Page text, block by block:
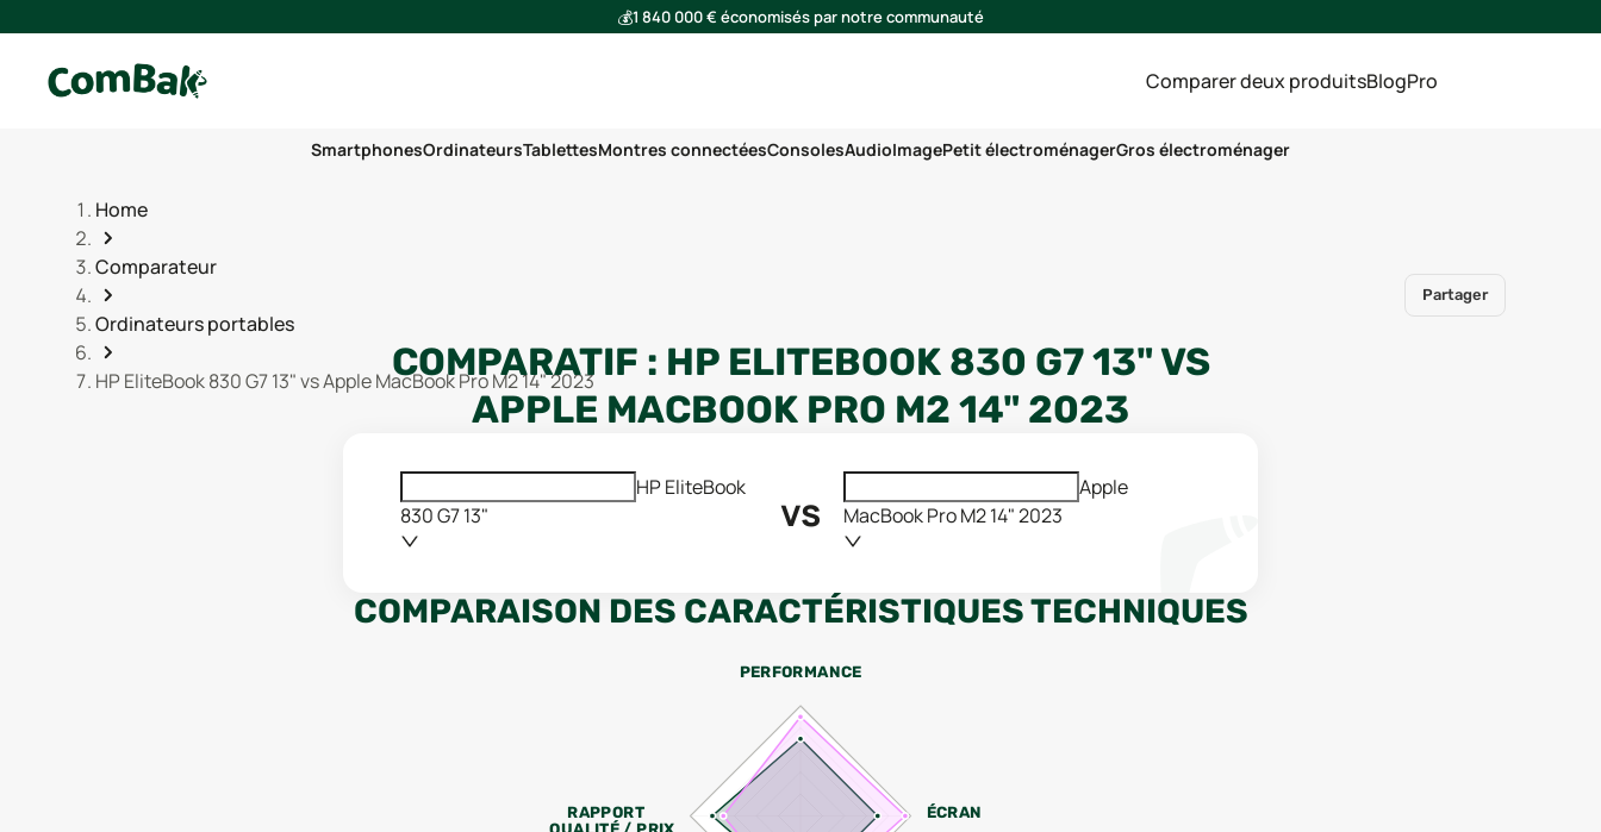
💰1 840 000 € économisés par notre communauté
Comparer deux produitsBlogPro
SmartphonesOrdinateursTablettesMontres connectéesConsolesAudioImagePetit électroménagerGros électroménager
Home
Comparateur
Ordinateurs portables
HP EliteBook 830 G7 13" vs Apple MacBook Pro M2 14" 2023
Partager
COMPARATIF : HP ELITEBOOK 830 G7 13"VS
APPLE MACBOOK PRO M2 14" 2023
HP EliteBook
830 G7 13"
vs
Apple
MacBook Pro M2 14" 2023
COMPARAISON DES CARACTÉRISTIQUES TECHNIQUES
PERFORMANCE
ÉCRAN
RAPPORT